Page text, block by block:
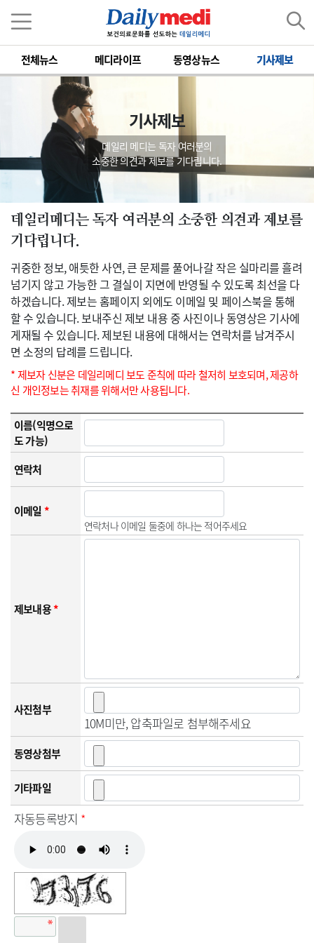
전체뉴스 메디라이프 동영상뉴스 기사제보
기사제보
데일리 메디는 독자 여러분의
소중한 의견과 제보를 기다립니다.
데일리메디는 독자 여러분의 소중한 의견과 제보를
기다립니다.
귀중한 정보, 애틋한 사연, 큰 문제를 풀어나갈 작은 실마리를 흘려
넘기지 않고 가능한 그 결실이 지면에 반영될 수 있도록 최선을 다
하겠습니다. 제보는 홈페이지 외에도 이메일 및 페이스북을 통해
할 수 있습니다. 보내주신 제보 내용 중 사진이나 동영상은 기사에
게재될 수 있습니다. 제보된 내용에 대해서는 연락처를 남겨주시
면 소정의 답례를 드립니다.
* 제보자 신분은 데일리메디 보도 준칙에 따라 철저히 보호되며, 제공하
신 개인정보는 취재를 위해서만 사용됩니다.
이름(익명으로
도 가능)
연락처
이메일*
연락처나 이메일 둘중에 하나는 적어주세요
제보내용*
사진첨부
10M미만, 압축파일로 첨부해주세요
동영상첨부
기타파일
자동등록방지 *